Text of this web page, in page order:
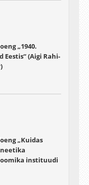
„1940.
(Aigi Rahi-
„Kuidas
instituudi